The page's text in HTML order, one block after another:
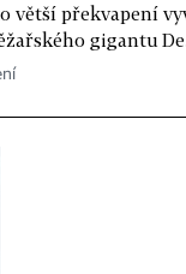
větší překvapení
gigantu